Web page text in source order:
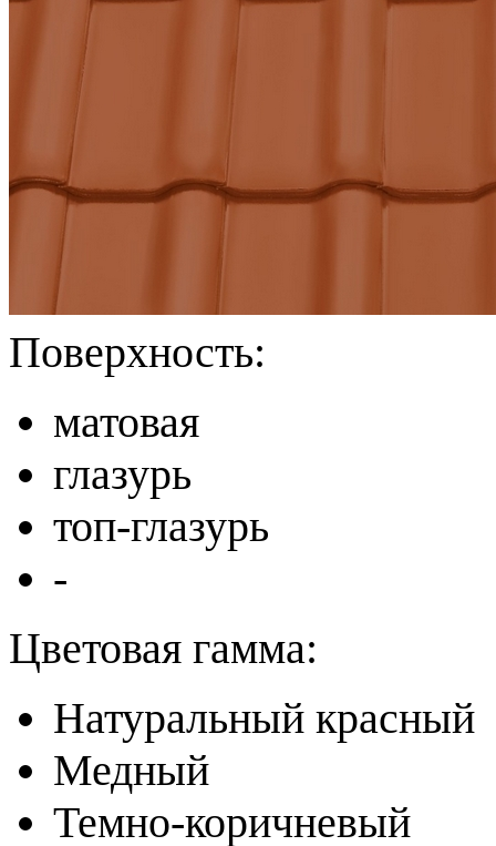
Поверхность:
матовая
глазурь
топ-глазурь
-
Цветовая гамма:
Натуральный красный
Медный
Темно-коричневый